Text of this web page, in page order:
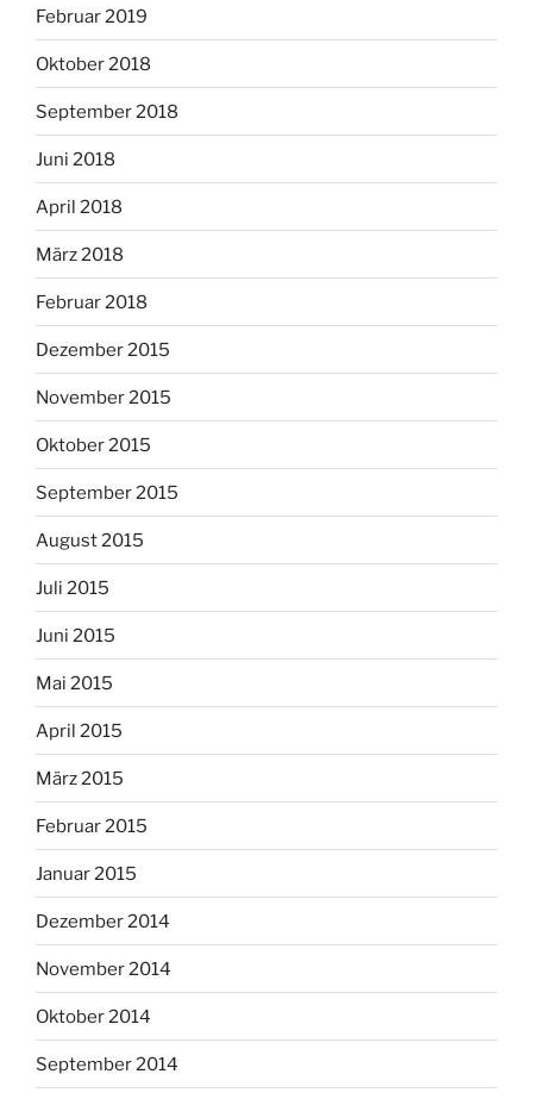
Februar 2019
Oktober 2018
September 2018
Juni 2018
April 2018
März 2018
Februar 2018
Dezember 2015
November 2015
Oktober 2015
September 2015
August 2015
Juli 2015
Juni 2015
Mai 2015
April 2015
März 2015
Februar 2015
Januar 2015
Dezember 2014
November 2014
Oktober 2014
September 2014